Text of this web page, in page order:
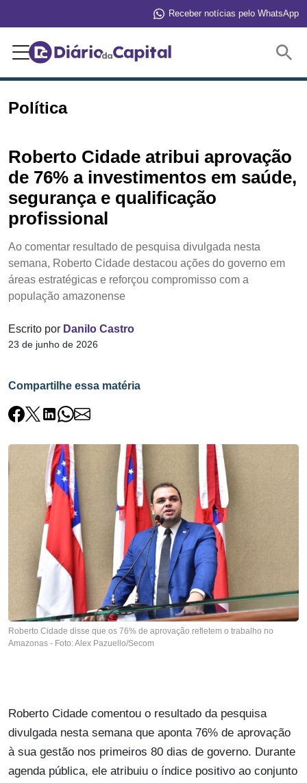
Receber notícias pelo WhatsApp
Política
Roberto Cidade atribui aprovação
de 76% a investimentos em saúde,
segurança e qualificação
profissional
Ao comentar resultado de pesquisa divulgada nesta
semana, Roberto Cidade destacou ações do governo em
áreas estratégicas e reforçou compromisso com a
população amazonense
Escrito por Danilo Castro
23 de junho de 2026
Compartilhe essa matéria
Roberto Cidade disse que os 76% de aprovação refletem o trabalho no
Amazonas - Foto: Alex Pazuello/Secom
Roberto Cidade comentou o resultado da pesquisa
divulgada nesta semana que aponta 76% de aprovação
à sua gestão nos primeiros 80 dias de governo. Durante
agenda pública, ele atribuiu o índice positivo ao conjunto